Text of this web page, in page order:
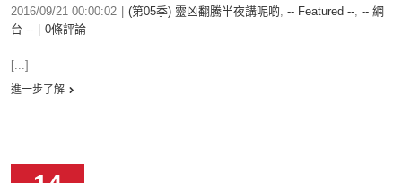
2016/09/21 00:00:02 (第05季) 靈凶翻騰半夜講呢啲, -- Featured --, -- 網
台 --
0條評論
[...]
進一步了解